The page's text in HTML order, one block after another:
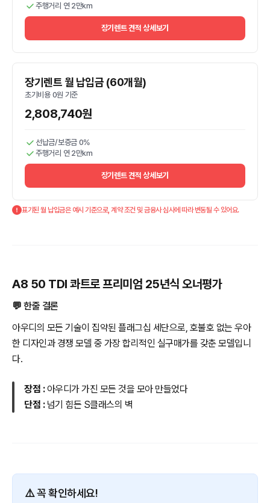
주행거리 연 2만km
장기렌트 견적 상세보기
장기렌트 월 납입금 (60개월)
초기비용 0원 기준
2,808,740원
선납금/보증금 0%
주행거리 연 2만km
장기렌트 견적 상세보기
표기된 월 납입금은 예시 기준으로, 계약 조건 및 금융사 심사에 따라 변동될 수 있어요.
A8 50 TDI 콰트로 프리미엄 25년식 오너평가
💬 한줄 결론
아우디의 모든 기술이 집약된 플래그십 세단으로, 호불호 없는 우아
한 디자인과 경쟁 모델 중 가장 합리적인 실구매가를 갖춘 모델입니
다.
장점 :아우디가 가진 모든 것을 모아 만들었다
단점 : 넘기 힘든 S클래스의 벽
⚠️ 꼭 확인하세요!